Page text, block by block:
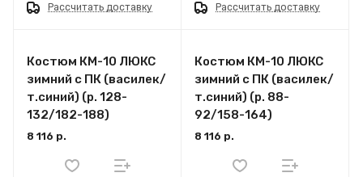
Рассчитать доставку Рассчитать доставку
Костюм КМ-10 ЛЮКС
зимний c ПК (василек/
т.синий) (р. 128-
132/182-188)
8 116 р.
Костюм КМ-10 ЛЮКС
зимний c ПК (василек/
т.синий) (р. 88-
92/158-164)
8 116 р.